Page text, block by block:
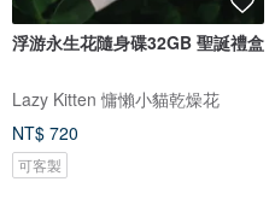
浮游永生花隨身碟32GB 聖誕禮盒
Lazy Kitten 慵懶小貓乾燥花
NT$ 720
可客製